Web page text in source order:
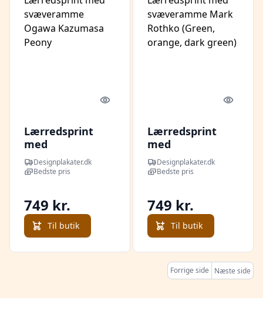
Quick look
Lærredsprint
med
svæveramme
Ogawa
Designplakater.dk
Bedste pris
749 kr.
Til butik
Quick
Lærredsprint
med
svæveramme
Mark Rothko
Designplakater.dk
Bedste pris
749 kr.
Til butik
Forrige side Næste side